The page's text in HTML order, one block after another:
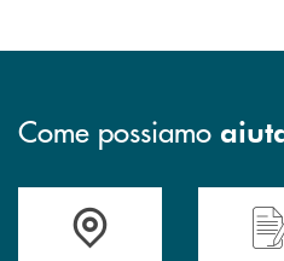
Come possiamo
Accedi all' elenco Hai